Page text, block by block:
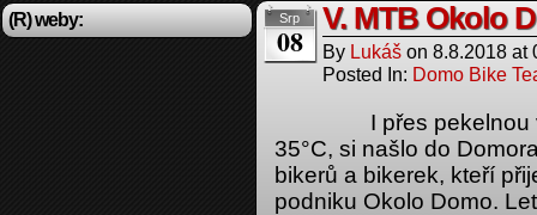
(R) weby: Srp
08
V. MTB Okolo
By Lukáš on 8.8.2018 at
Posted In: Domo Bike
I přes pekelnou
35°C, si našlo do
bikerů a bikerek, kteří
podniku Okolo Domo.